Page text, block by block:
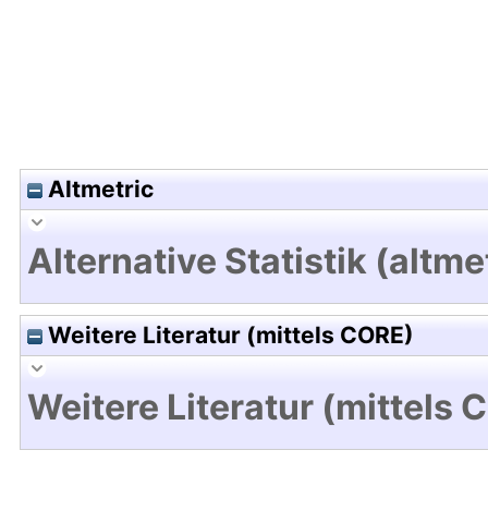
Altmetric
Alternative Statistik
Weitere Literatur (mittels CORE)
Weitere Literatur (mittels